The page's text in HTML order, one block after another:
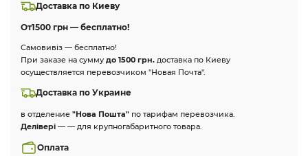
Доставка по Киеву
От1500 грн — бесплатно!
Самовивіз — бесплатно!
При заказе на сумму до 1500 грн. доставка по Киеву
осуществляется перевозчиком "Новая Почта".
Доставка по Украине
в отделение "Нова Пошта" по тарифам перевозчика.
Делівері — — для крупногабаритного товара.
Оплата